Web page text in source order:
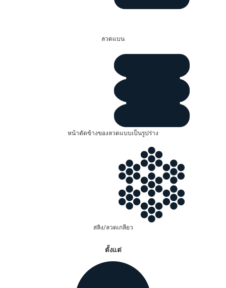
ลวดแบน
หน้าตัดข้างของลวดแบบเป็นรูปร่าง
สลิง/ลวดเกลียว
ตั้งแต่